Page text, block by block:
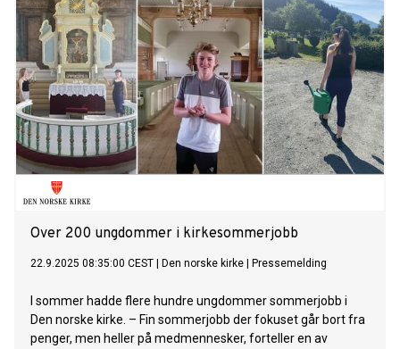
Over 200 ungdommer i kirkesommerjobb
22.9.2025 08:35:00 CEST Den norske kirke Pressemelding
I sommer hadde flere hundre ungdommer sommerjobb i
Den norske kirke. – Fin sommerjobb der fokuset går bort fra
penger, men heller på medmennesker, forteller en av